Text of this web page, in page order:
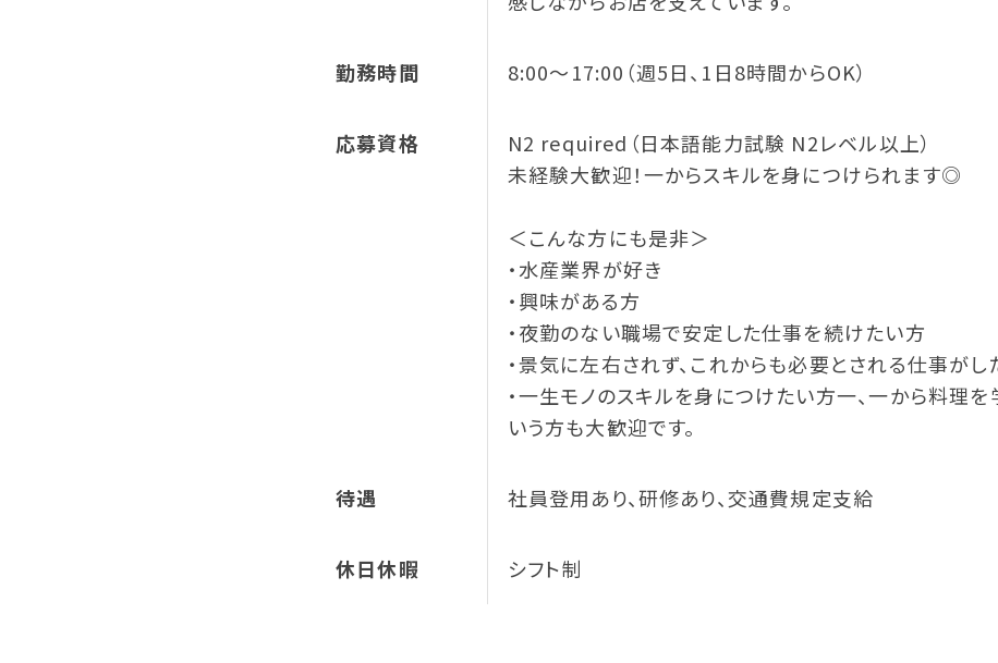
勤務時間 8:00～17:00（週5日、1日8時間からOK）
応募資格
N2 required（日本語能力試験 N2レベル以上）
未経験大歓迎！一からスキルを身につけられます◎
＜こんな方にも是非＞
・水産業界が好き
・興味がある方
・夜勤のない職場で安定した仕事を続けたい方
・景気に左右されず、これからも必要とされる仕事がし
・一生モノのスキルを身につけたい方一、一から料理
いう方も大歓迎です。
待遇 社員登用あり、研修あり、交通費規定支給
休日休暇 シフト制